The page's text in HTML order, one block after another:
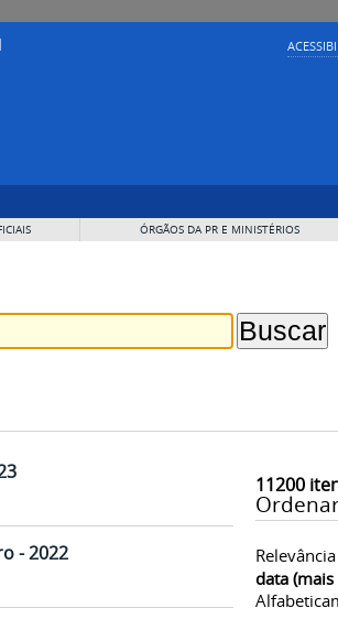
ÓRGÃOS DA PR E MINISTÉRIOS
11200
Relevância
data
- 2022